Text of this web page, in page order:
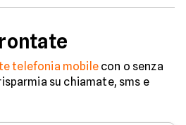
telefonia mobilecon o senza
su chiamate, sms e